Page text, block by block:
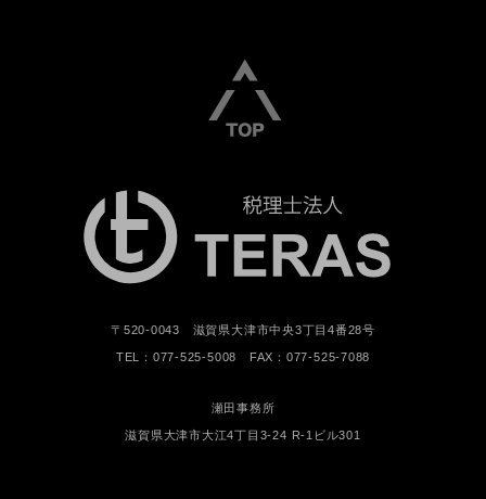
〒520-0043 滋賀県大津市中央3丁目4番28号
TEL：077-525-5008 FAX：077-525-7088
瀬田事務所
滋賀県大津市大江4丁目3-24 R-1ビル301